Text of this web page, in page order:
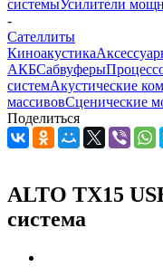
системыУсилители
-
Сателлиты
Киноакустика
АКБСабвуферы
системАкустические
массивовСценические
Поделиться
ALTO TX15
система